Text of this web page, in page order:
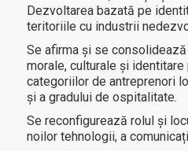
Dezvoltarea bazată pe
teritoriile cu industrii
Se afirma și se
morale, culturale și
categoriilor de antreprenori
și a gradului de ospitalitate.
Se reconfigurează rolul și
noilor tehnologii, a